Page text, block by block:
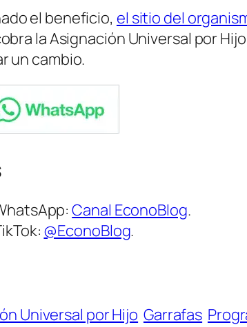
el beneficio, el sitio del
la Asignación Universal por Hijo
un cambio.
Canal EconoBlog.
@EconoBlog.
Universal por Hijo Garrafas